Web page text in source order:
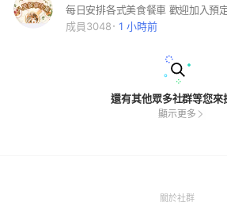
成員3048
1 小時前
還有其他眾多社群等您來
顯示更多
關於社群(Open